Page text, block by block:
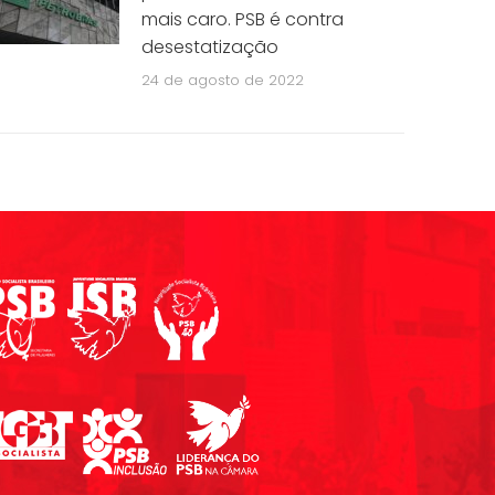
mais caro. PSB é contra
desestatização
24 de agosto de 2022